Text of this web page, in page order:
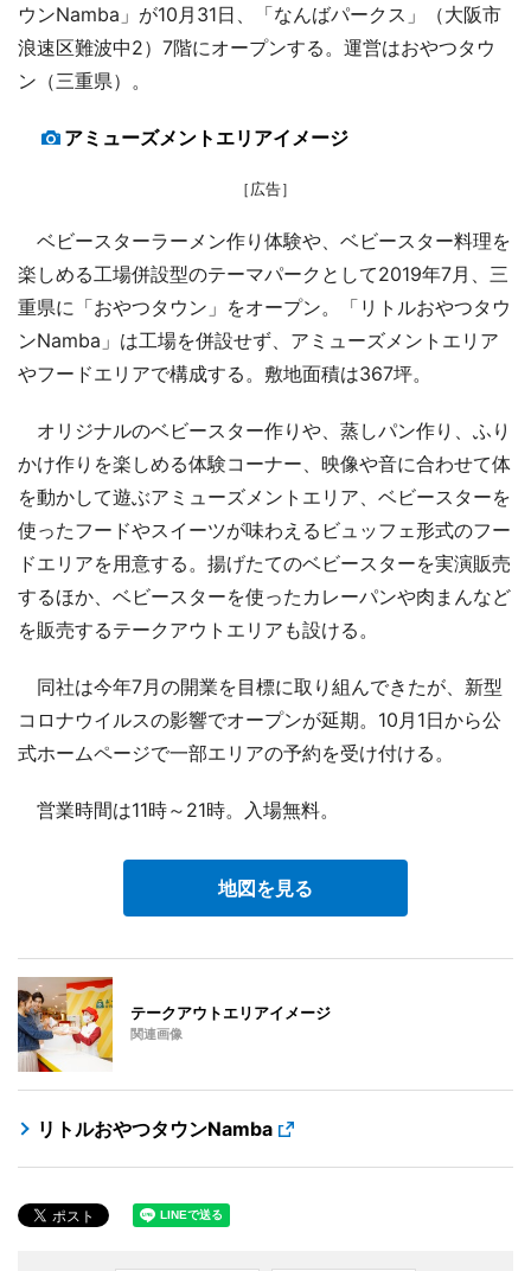
ウンNamba」が10月31日、「なんばパークス」（大阪市
浪速区難波中2）7階にオープンする。運営はおやつタウ
ン（三重県）。
アミューズメントエリアイメージ
［広告］
ベビースターラーメン作り体験や、ベビースター料理を
楽しめる工場併設型のテーマパークとして2019年7月、三
重県に「おやつタウン」をオープン。「リトルおやつタウ
ンNamba」は工場を併設せず、アミューズメントエリア
やフードエリアで構成する。敷地面積は367坪。
オリジナルのベビースター作りや、蒸しパン作り、ふり
かけ作りを楽しめる体験コーナー、映像や音に合わせて体
を動かして遊ぶアミューズメントエリア、ベビースターを
使ったフードやスイーツが味わえるビュッフェ形式のフー
ドエリアを用意する。揚げたてのベビースターを実演販売
するほか、ベビースターを使ったカレーパンや肉まんなど
を販売するテークアウトエリアも設ける。
同社は今年7月の開業を目標に取り組んできたが、新型
コロナウイルスの影響でオープンが延期。10月1日から公
式ホームページで一部エリアの予約を受け付ける。
営業時間は11時～21時。入場無料。
地図を見る
テークアウトエリアイメージ
関連画像
リトルおやつタウンNamba